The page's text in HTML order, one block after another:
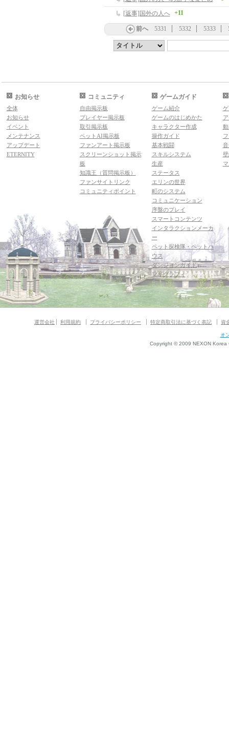
[返事]国外の人へ +11
前へ 5331 5332 5333
お知らせ
全体
お知らせ
イベント
メンテナンス
アップデート
ETERNITY
コミュニティ
自由掲示板
プレイヤー掲示板
取引掲示板
ペットAI掲示板
ファンアート掲示板
スクリーンショット掲示
板
知識王（質問掲示板）
ファンサイトリンク
コミュニティポイント
ゲームガイド
ゲーム紹介
ゲームのはじめかた
キャラクター作成
操作ガイド
基本戦闘
スキルシステム
生産
ステータス
エリンの世界
町のシステム
コミュニケーション
序盤のプレイ
スマートコンテンツ
インタラクションメーカ
ー
ペット探検隊・ペットハ
ウス
ダンジョンガイド
マギグラフィ
運営会社 利用規約 プライバシーポリシー 特定商取引法に基づく表記 資
オ
Copyright © 2009 NEXON Korea